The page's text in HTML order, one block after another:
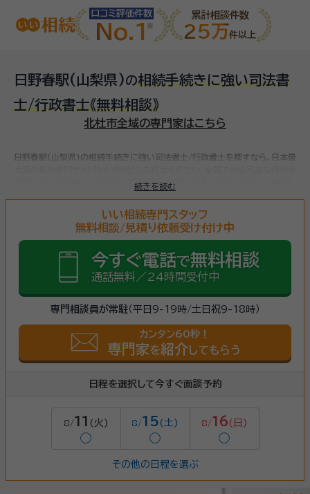
口コミ評価件数
No.1
累計相談件数
25万件以上
日野春駅(山梨県)の相続手続きに強い司法書
士/行政書士《無料相談》
北杜市全域の専門家はこちら
続きを読む
日野春駅(山梨県)の相続手続きに強い司法書士/行政書士を探すなら、日本最
続きに強い司法書士/行政書士をお探しいただけます。
（相続財産が基礎控除額を超えていた場合）など多岐に渡るため、相続手続き
まずは相談しましょう。
いい相続専門スタッフ
無料相談/見積り依頼受け付け中
今すぐ電話で無料相談
通話無料／24時間受付中
専門相談員が常駐（平日9-19時/土日祝9-18時）
カンタン60秒！
専門家を紹介 してもらう
日程を選択して今すぐ面談予約
8/11 (火)
◯
8/15(土)
◯
8/16 (日)
◯
その他の日程を選ぶ